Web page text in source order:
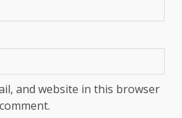
and website in this browser